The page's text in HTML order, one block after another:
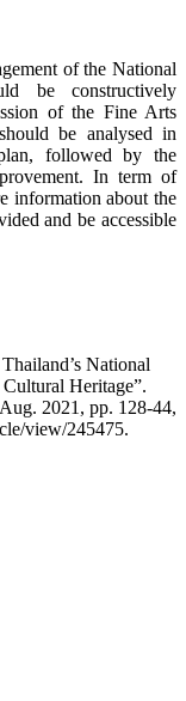
of the National
be constructively
of the Fine Arts
be analysed in
followed by the
In term of
information about the
and be accessible
National
Heritage”.
2021, pp. 128-44,
view/245475.